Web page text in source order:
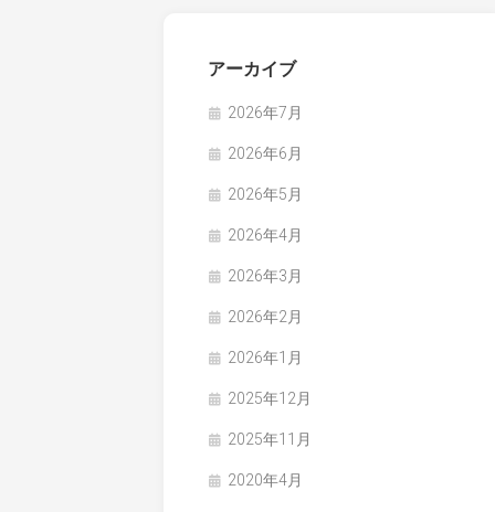
アーカイブ
2026年7月
2026年6月
2026年5月
2026年4月
2026年3月
2026年2月
2026年1月
2025年12月
2025年11月
2020年4月